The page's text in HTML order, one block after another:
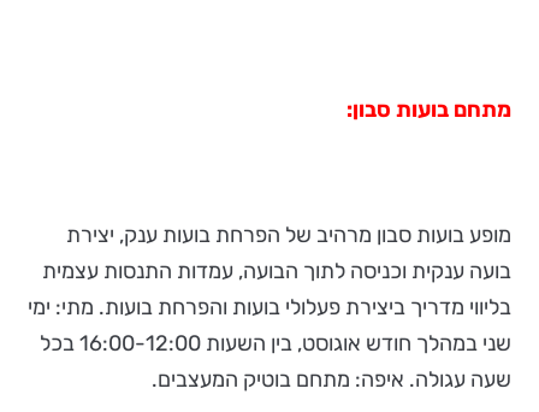
מתחם בועות סבון:
מופע בועות סבון מרהיב של הפרחת בועות ענק, יצירת
בועה ענקית וכניסה לתוך הבועה, עמדות התנסות עצמית
בליווי מדריך ביצירת פעלולי בועות והפרחת בועות. מתי: ימי
שני במהלך חודש אוגוסט, בין השעות 16:00-12:00 בכל
שעה עגולה. איפה: מתחם בוטיק המעצבים.